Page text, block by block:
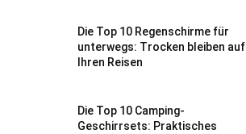
Die Top 10 Regenschirme für
unterwegs: Trocken bleiben auf
Ihren Reisen
Die Top 10 Camping-
Geschirrsets: Praktisches